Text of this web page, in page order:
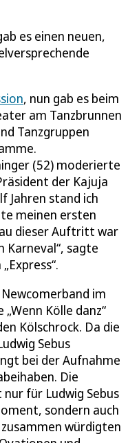
es einen neuen,
, nun gab es beim
am Tanzbrunnen
Tanzgruppen
(52) moderierte
der Kajuja
Jahren stand ich
meinen ersten
dieser Auftritt war
sagte
im
Kölle danz“
Kölschrock. Da die
Sebus
bei der Aufnahme
Die
für Ludwig Sebus
sondern auch
würdigten